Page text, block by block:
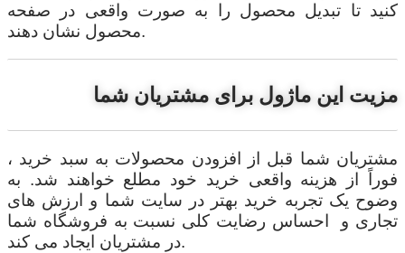
کنید تا تبدیل محصول را به صورت واقعی در صفحه
محصول نشان دهند.
مزیت این ماژول برای مشتریان شما
مشتریان شما قبل از افزودن محصولات به سبد خرید ،
فوراً از هزینه واقعی خرید خود مطلع خواهند شد. به
وضوح یک تجربه خرید بهتر در سایت شما و ارزش های
تجاری و احساس رضایت کلی نسبت به فروشگاه شما
در مشتریان ایجاد می کند.